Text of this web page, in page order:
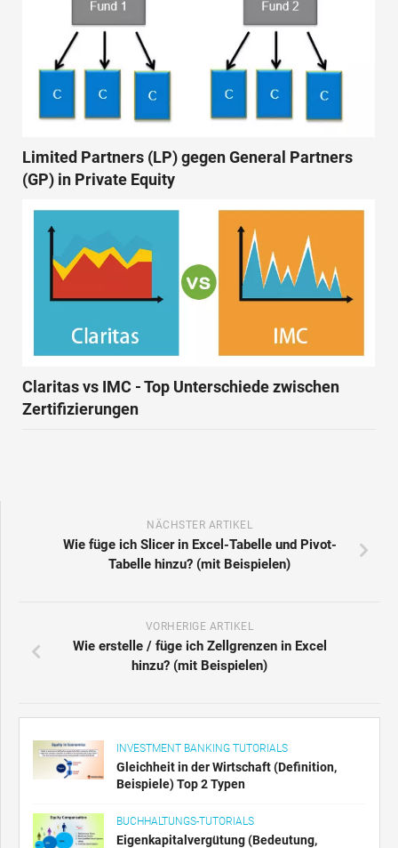
Limited Partners (LP) gegen General Partners
(GP) in Private Equity
Claritas vs IMC - Top Unterschiede zwischen
Zertifizierungen
NÄCHSTER ARTIKEL
Wie füge ich Slicer in Excel-Tabelle und Pivot-
Tabelle hinzu? (mit Beispielen)
VORHERIGE ARTIKEL
Wie erstelle / füge ich Zellgrenzen in Excel
hinzu? (mit Beispielen)
INVESTMENT BANKING TUTORIALS
Gleichheit in der Wirtschaft (Definition,
Beispiele) Top 2 Typen
BUCHHALTUNGS-TUTORIALS
Eigenkapitalvergütung (Bedeutung,